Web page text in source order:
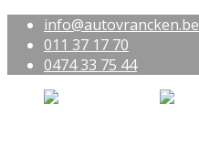
info@autovrancken.be
011 37 17 70
0474 33 75 44